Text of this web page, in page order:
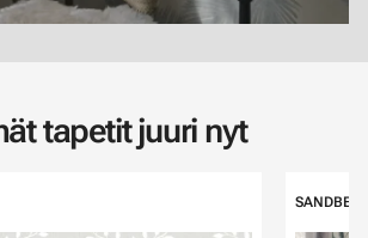
tapetit juuri nyt